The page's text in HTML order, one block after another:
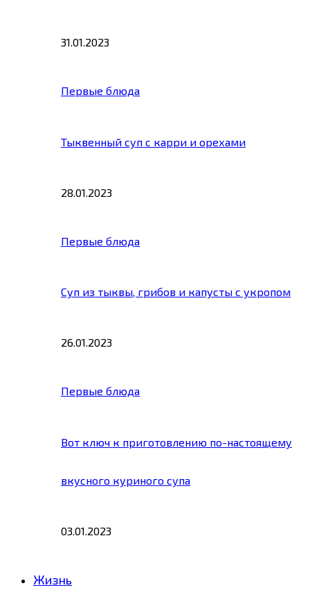
31.01.2023
Первые блюда
Тыквенный суп с карри и орехами
28.01.2023
Первые блюда
Суп из тыквы, грибов и капусты с укропом
26.01.2023
Первые блюда
Вот ключ к приготовлению по-настоящему
вкусного куриного супа
03.01.2023
Жизнь